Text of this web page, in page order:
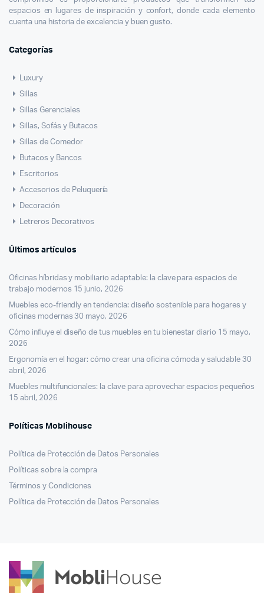
espacios en lugares de inspiración y confort, donde cada elemento
cuenta una historia de excelencia y buen gusto.
Categorías
Luxury
Sillas
Sillas Gerenciales
Sillas, Sofás y Butacos
Sillas de Comedor
Butacos y Bancos
Escritorios
Accesorios de Peluquería
Decoración
Letreros Decorativos
Últimos artículos
Oficinas híbridas y mobiliario adaptable: la clave para espacios de
trabajo modernos 15 junio, 2026
Muebles eco-friendly en tendencia: diseño sostenible para hogares y
oficinas modernas 30 mayo, 2026
Cómo influye el diseño de tus muebles en tu bienestar diario 15 mayo,
2026
Ergonomía en el hogar: cómo crear una oficina cómoda y saludable 30
abril, 2026
Muebles multifuncionales: la clave para aprovechar espacios pequeños
15 abril, 2026
Políticas Moblihouse
Política de Protección de Datos Personales
Políticas sobre la compra
Términos y Condiciones
Política de Protección de Datos Personales